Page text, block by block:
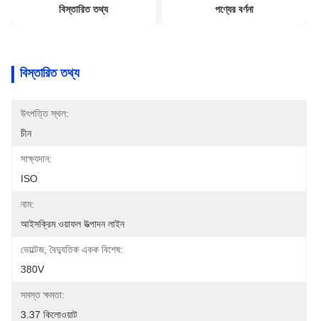
বিস্তারিত তথ্য পণ্যের বর্ণনা
বিস্তারিত তথ্য
উৎপত্তি স্থল:
চীন
সাক্ষ্যদান:
ISO
নাম:
আইসক্রিম ওয়াফল উত্পাদন লাইন
ভোল্টেজ, বৈদ্যুতিক একক বিশেষ:
380V
সমস্ত ক্ষমতা:
3.37 কিলোওয়াট